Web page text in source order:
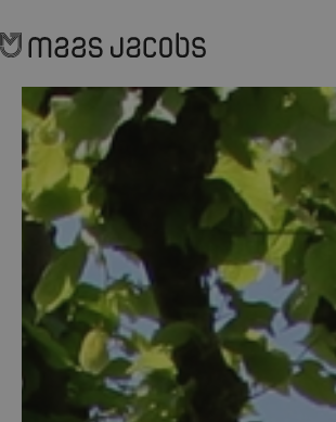
2
Stap 1 - Selecteer type